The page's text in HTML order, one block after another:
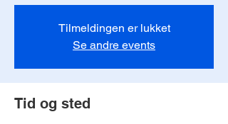
Tilmeldingen er lukket
Se andre events
Tid og sted